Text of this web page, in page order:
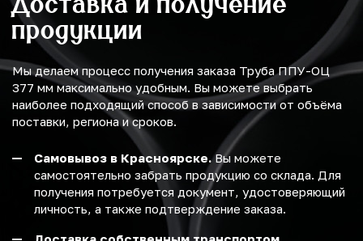
продукции
Мы делаем процесс получения заказа Труба ППУ-ОЦ
377 мм максимально удобным. Вы можете выбрать
наиболее подходящий способ в зависимости от объёма
поставки, региона и сроков.
Самовывоз в Красноярске.Вы можете
самостоятельно забрать продукцию со склада. Для
получения потребуется документ, удостоверяющий
личность, а также подтверждение заказа.